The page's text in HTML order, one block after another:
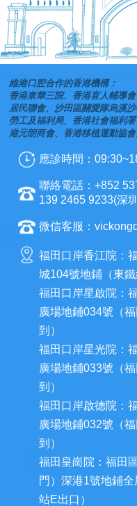
維港口腔合作的香港機構：
香港東華三院、香港盲人輔導
居民聯會、沙田區關愛隊烏溪
勞工及福利局、香港社會福利
港元朗商會、香港移植運動協會
應診時間：
聯絡電話：+852
139 2465 9233(深
微信客服：
福田口岸香江院：
城104號地鋪（東
福田口岸星啟院：
廣場地鋪034號（
到）
福田口岸星光院：
廣場地鋪033號（
到）
福田口岸啟德院：
廣場地鋪032號（
到）
福田皇崗院：福田
門）深港1號地鋪
站E出口）